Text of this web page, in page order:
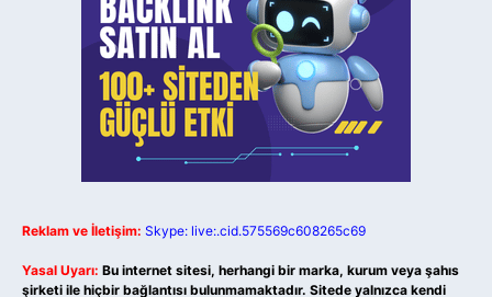
Reklam ve İletişim: Skype: live:.cid.575569c608265c69
Yasal Uyarı: Bu internet sitesi, herhangi bir marka, kurum veya şahıs
şirketi ile hiçbir bağlantısı bulunmamaktadır. Sitede yalnızca kendi